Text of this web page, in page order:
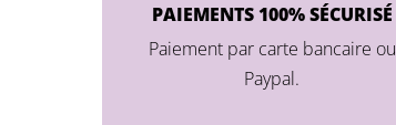
PAIEMENTS 100% SÉCURISÉ
Paiement par carte bancaire ou
Paypal.